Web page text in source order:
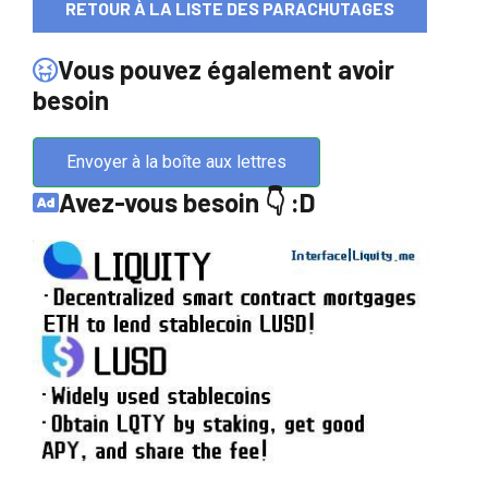
RETOUR À LA LISTE DES PARACHUTAGES
Vous pouvez également avoir
besoin
Envoyer à la boîte aux lettres
Avez-vous besoin 👇 :D